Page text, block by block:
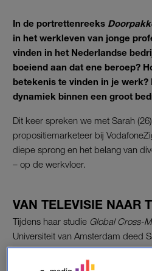
In de portrettenreeks
in het werkleven van jonge
vinden in het Nederlandse
boeiend aan dat ene beroep?
betekenis te vinden in je werk?
dynamiek binnen een groot
Dit keer spreken we met Sarah
propositiemarketeer bij
diepe sprong en het belang van
– op de werkvloer.
VAN TELEVISIE NAAR
Tijdens haar studie Global Cross-
Universiteit van Amsterdam deed
televisiewereld. “Ik deed
net als veel van mijn vrienden.